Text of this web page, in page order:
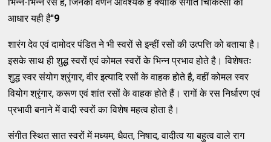
आधार यही है''9
शारंग देव एवं दामोदर पंडित ने भी स्वरों से इन्हीं रसों की उत्पत्ति को बताया है।
इसके साथ ही शुद्ध स्वरों एवं कोमल स्वरों के भिन्न प्रभाव होते है। विशेषतः
शुद्ध स्वर संयोग श्रृंगार, वीर इत्यादि रसों के वाहक होते है, वहीं कोमल स्वर
वियोग श्रृंगार, करूण एवं शांत रसों के वाहक होते हैं। रागों के रस निर्धारण एवं
प्रभावी बनाने में वादी स्वरों का विशेष महत्व होता है।
संगीत स्थित सात स्वरों में मध्यम, धैवत, निषाद, वादीत्व या बहुत्व वाले राग